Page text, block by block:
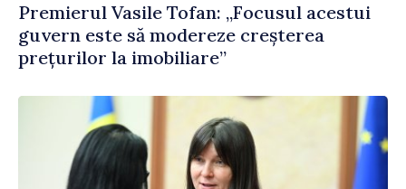
Premierul Vasile Tofan: „Focusul acestui
guvern este să modereze creșterea
prețurilor la imobiliare”